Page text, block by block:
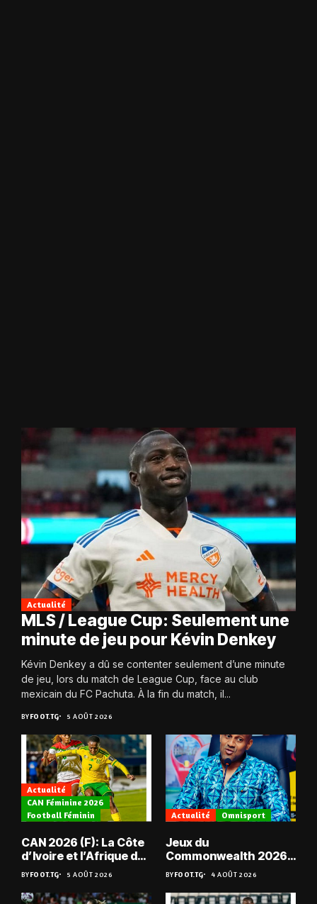
Actualité
MLS / League Cup: Seulement une
minute de jeu pour Kévin Denkey
Kévin Denkey a dû se contenter seulement d’une minute
de jeu, lors du match de League Cup, face au club
mexicain du FC Pachuta. À la fin du match, il...
BYFOOT.TG 5 AOÛT 2026
Actualité
CAN Féminine 2026
Football Féminin
CAN 2026 (F): La Côte
d’Ivoire et l’Afrique du
Sud en quarts
BYFOOT.TG 5 AOÛT 2026
Actualité Omnisport
Jeux du
Commonwealth 2026 :
« Les médailles ne
tombent pas du ciel »,
Benjamin Boukpeti
BYFOOT.TG 4 AOÛT 2026